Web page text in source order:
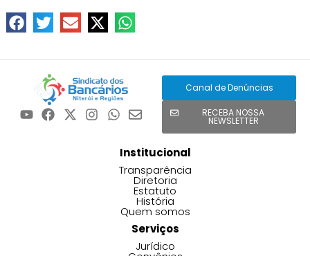
Canal de Denúncias
RECEBA NOSSA
NEWSLETTER
Institucional
Transparência
Diretoria
Estatuto
História
Quem somos
Serviços
Jurídico